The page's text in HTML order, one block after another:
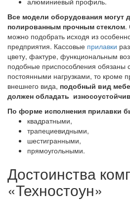
Все модели оборудования могут
полированным прочным стеклом.
можно подобрать исходя из
предприятия. Кассовые прилавки
цвету, фактуре, функциональным
подобные приспособления обязаны
постоянными нагрузками, то кроме
внешнего вида, подобный вид
должен обладать
По форме исполнения прилавки
квадратными,
трапециевидными,
шестигранными,
прямоугольными.
Достоинства
«Техностоун»